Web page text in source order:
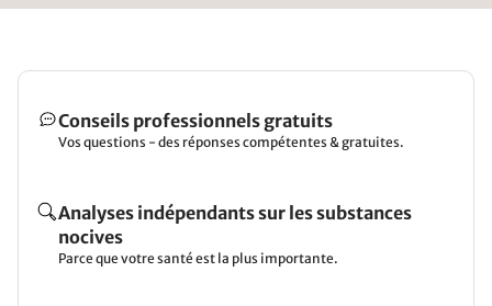
Conseils professionnels gratuits
Vos questions - des réponses compétentes & gratuites.
Analyses indépendants sur les substances
nocives
Parce que votre santé est la plus importante.